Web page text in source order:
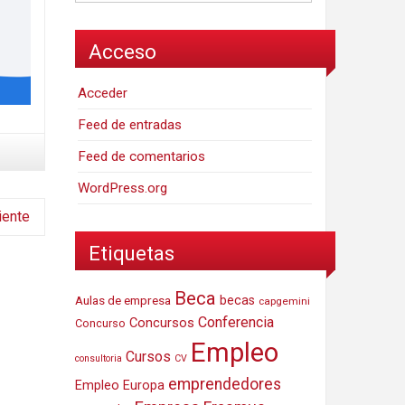
Acceso
Acceder
Feed de entradas
Feed de comentarios
WordPress.org
Etiquetas
Aulas de empresa Beca becas capgemini
Concurso Concursos Conferencia
consultoria Cursos CV Empleo
Empleo Europa emprendedores